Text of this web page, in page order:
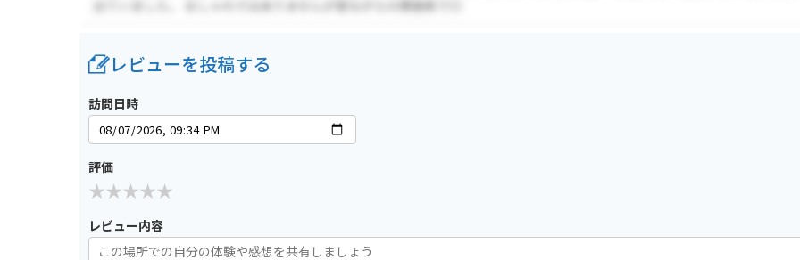
レビューを投稿する
訪問日時
評価
レビュー内容